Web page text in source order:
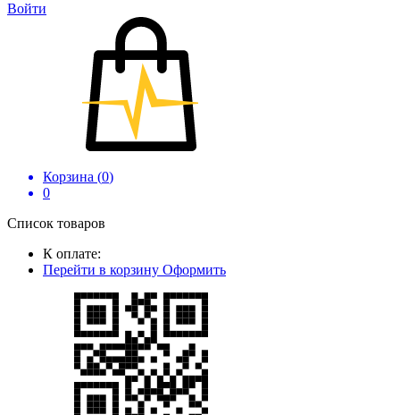
Войти
Корзина (0)
0
Список товаров
К оплате:
Перейти в корзину Оформить